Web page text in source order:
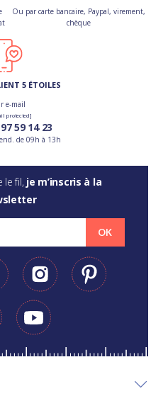
Ou par carte bancaire, Paypal, virement,
chèque
5 ÉTOILES
e-mail
protected]
59 14 23
de 09h à 13h
le fil, je m’inscris à la
OK